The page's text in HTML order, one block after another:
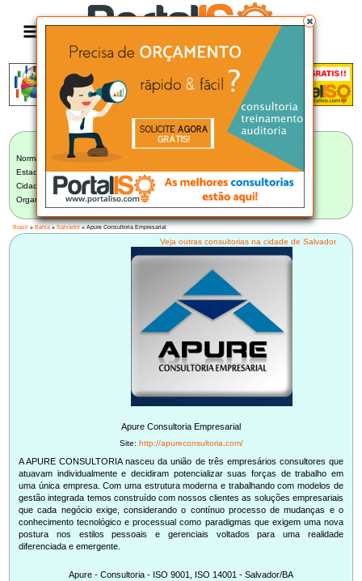
LISTA BRASILEIRA DE CONSULTORIAS
Norma:
Selecionar Norma
Estado:
Bahia (13)
Cidade:
Salvador/BA (11)
Organização:
Apure Consultoria Empresarial - Salvador/BA
Brasil »Bahia»Salvador» Apure Consultoria Empresarial
Veja outras consultorias na cidade de Salvador
Apure Consultoria Empresarial
Site: http://apureconsultoria.com/
A APURE CONSULTORIA nasceu da união de três empresários consultores que
atuavam individualmente e decidiram potencializar suas forças de trabalho em
uma única empresa. Com uma estrutura moderna e trabalhando com modelos de
gestão integrada temos construído com nossos clientes as soluções empresariais
que cada negócio exige, considerando o contínuo processo de mudanças e o
conhecimento tecnológico e processual como paradigmas que exigem uma nova
postura nos estilos pessoais e gerenciais voltados para uma realidade
Apure - Consultoria - ISO 9001, ISO 14001 - Salvador/BA